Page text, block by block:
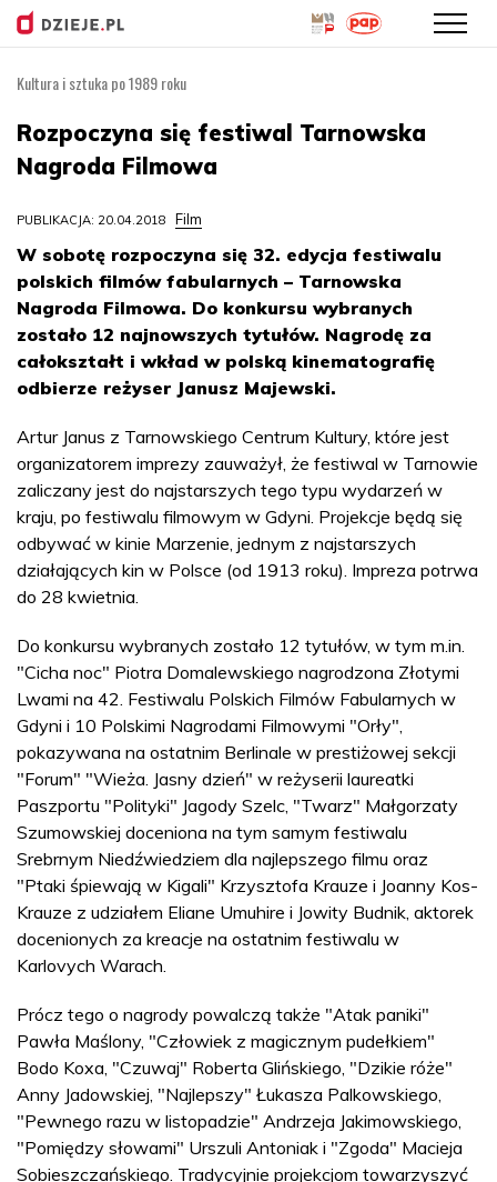
treści
Kultura i sztuka po 1989 roku
Rozpoczyna się festiwal Tarnowska
Nagroda Filmowa
PUBLIKACJA: 20.04.2018 Film
W sobotę rozpoczyna się 32. edycja festiwalu
polskich filmów fabularnych – Tarnowska
Nagroda Filmowa. Do konkursu wybranych
zostało 12 najnowszych tytułów. Nagrodę za
całokształt i wkład w polską kinematografię
odbierze reżyser Janusz Majewski.
Artur Janus z Tarnowskiego Centrum Kultury, które jest
organizatorem imprezy zauważył, że festiwal w Tarnowie
zaliczany jest do najstarszych tego typu wydarzeń w
kraju, po festiwalu filmowym w Gdyni. Projekcje będą się
odbywać w kinie Marzenie, jednym z najstarszych
działających kin w Polsce (od 1913 roku). Impreza potrwa
do 28 kwietnia.
Do konkursu wybranych zostało 12 tytułów, w tym m.in.
"Cicha noc" Piotra Domalewskiego nagrodzona Złotymi
Lwami na 42. Festiwalu Polskich Filmów Fabularnych w
Gdyni i 10 Polskimi Nagrodami Filmowymi "Orły",
pokazywana na ostatnim Berlinale w prestiżowej sekcji
"Forum" "Wieża. Jasny dzień" w reżyserii laureatki
Paszportu "Polityki" Jagody Szelc, "Twarz" Małgorzaty
Szumowskiej doceniona na tym samym festiwalu
Srebrnym Niedźwiedziem dla najlepszego filmu oraz
"Ptaki śpiewają w Kigali" Krzysztofa Krauze i Joanny Kos-
Krauze z udziałem Eliane Umuhire i Jowity Budnik, aktorek
docenionych za kreacje na ostatnim festiwalu w
Karlovych Warach.
Prócz tego o nagrody powalczą także "Atak paniki"
Pawła Maślony, "Człowiek z magicznym pudełkiem"
Bodo Koxa, "Czuwaj" Roberta Glińskiego, "Dzikie róże"
Anny Jadowskiej, "Najlepszy" Łukasza Palkowskiego,
"Pewnego razu w listopadzie" Andrzeja Jakimowskiego,
"Pomiędzy słowami" Urszuli Antoniak i "Zgoda" Macieja
Sobieszczańskiego. Tradycyjnie projekcjom towarzyszyć